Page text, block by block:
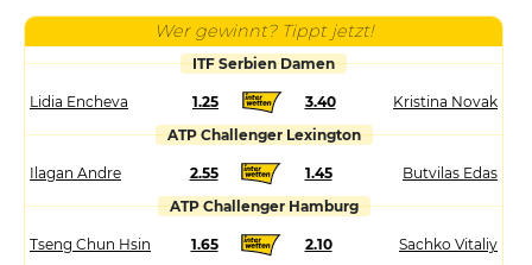
Wer gewinnt? Tippt jetzt!
ITF Serbien Damen
Lidia Encheva 1.25 3.40
Kristina Novak
ATP Challenger Lexington
Ilagan Andre 2.55 1.45
Butvilas Edas
ATP Challenger Hamburg
Tseng Chun Hsin 1.65 2.10 Sachko Vitaliy